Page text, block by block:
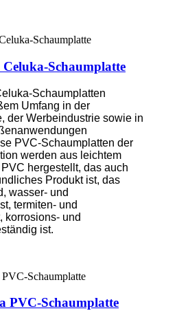
Schaumplatte
Schaumplatten
Umfang in der
der Werbeindustrie sowie in
PVC-Schaumplatten der
werden aus leichtem
hergestellt, das auch
Produkt ist, das
wasser- und
termiten- und
korrosions- und
ist.
PVC-Schaumplatte